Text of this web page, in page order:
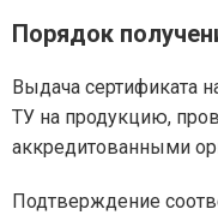
Порядок
Выдача сертификата
ТУ на продукцию,
аккредитованными
Подтверждение